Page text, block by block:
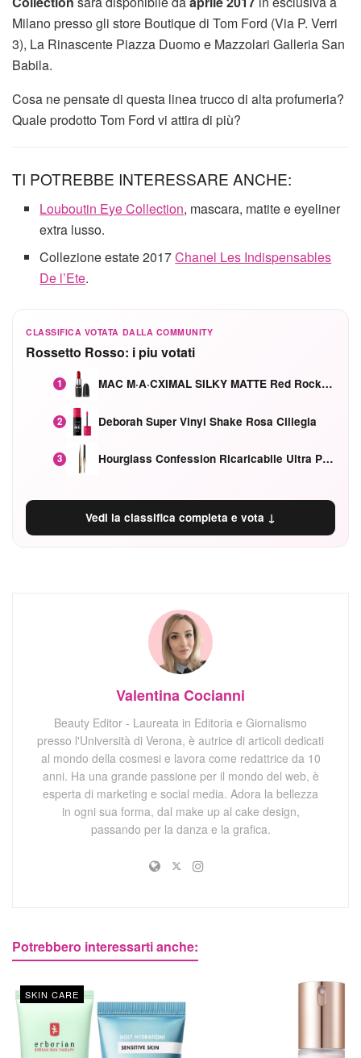
Milano presso gli store Boutique di Tom Ford (Via P. Verri
3), La Rinascente Piazza Duomo e Mazzolari Galleria San
Babila.
Cosa ne pensate di questa linea trucco di alta profumeria?
Quale prodotto Tom Ford vi attira di più?
TI POTREBBE INTERESSARE ANCHE:
Louboutin Eye Collection, mascara, matite e eyeliner
extra lusso.
Collezione estate 2017Chanel Les Indispensables
De l’Ete.
CLASSIFICA VOTATA DALLA COMMUNITY
Rossetto Rosso: i piu votati
1 MAC M·A·CXIMAL SILKY MATTE Red Rock mat
2 Deborah Super Vinyl Shake Rosa Ciliegia
3 Hourglass Confession Ricaricabile Ultra Preciso Ad Alta Intensità Secretly Classic Red
Vedi la classifica completa e vota ↓
Valentina Cocianni
Beauty Editor - Laureata in Editoria e Giornalismo
presso l'Università di Verona, è autrice di articoli dedicati
al mondo della cosmesi e lavora come redattrice da 10
anni. Ha una grande passione per il mondo del web, è
esperta di marketing e social media. Adora la bellezza
in ogni sua forma, dal make up al cake design,
passando per la danza e la grafica.
Potrebbero interessarti anche:
SKIN CARE